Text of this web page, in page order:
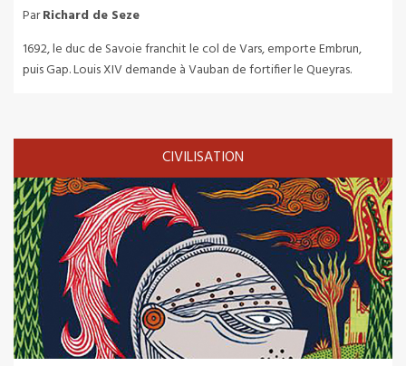
ParRichard de Seze
1692, le duc de Savoie franchit le col de Vars, emporte Embrun,
puis Gap. Louis XIV demande à Vauban de fortifier le Queyras.
CIVILISATION